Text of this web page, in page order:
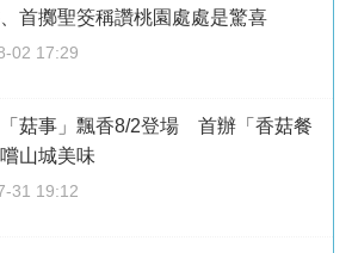
首擲聖筊稱讚桃園處處是驚喜
02 17:29
菇事」飄香8/2登場 首辦「香菇餐
山城美味
31 19:12